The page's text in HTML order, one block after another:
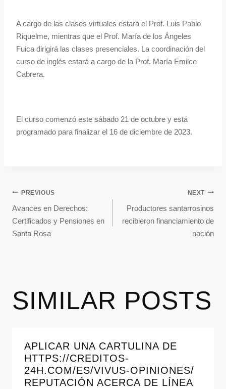
A cargo de las clases virtuales estará el Prof. Luis Pablo
Riquelme, mientras que el Prof. María de los Ángeles
Fuica dirigirá las clases presenciales. La coordinación del
curso de inglés estará a cargo de la Prof. María Emilce
Cabrera.
El curso comenzó este sábado 21 de octubre y está
programado para finalizar el 16 de diciembre de 2023.
PREVIOUS
Avances en Derechos:
Certificados y Pensiones en
Santa Rosa
NEXT
Productores santarrosinos
recibieron financiamiento de
nación
SIMILAR POSTS
APLICAR UNA CARTULINA DE
HTTPS://CREDITOS-
24H.COM/ES/VIVUS-OPINIONES/
REPUTACIÓN ACERCA DE LÍNEA